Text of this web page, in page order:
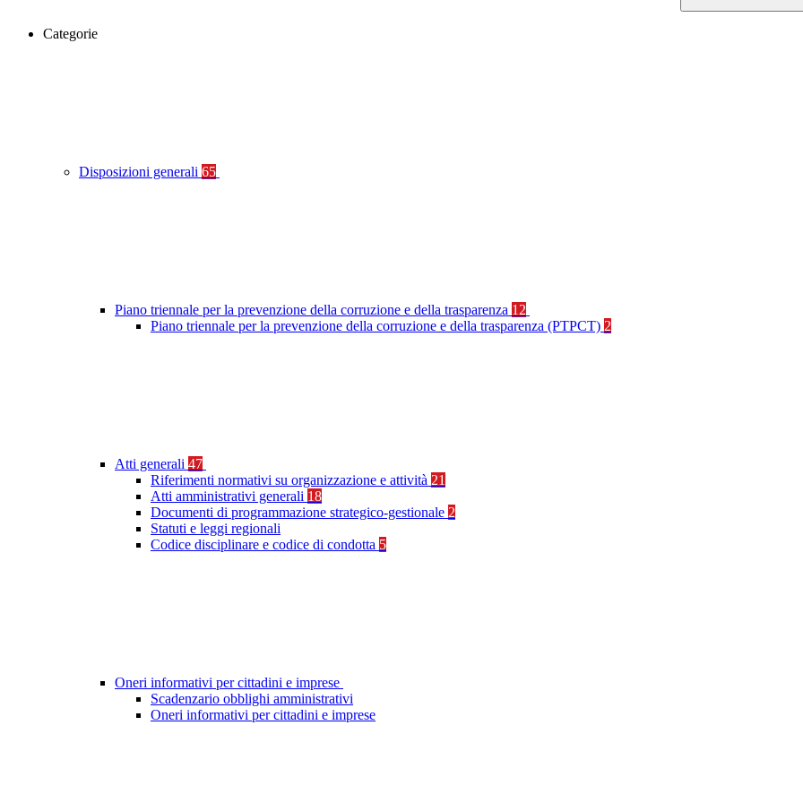
Categorie
Disposizioni generali 65
Piano triennale per la prevenzione della corruzione e della trasparenza 12
Piano triennale per la prevenzione della corruzione e della trasparenza (PTPCT) 2
Atti generali 47
Riferimenti normativi su organizzazione e attività 21
Atti amministrativi generali 18
Documenti di programmazione strategico-gestionale 2
Statuti e leggi regionali
Codice disciplinare e codice di condotta 5
Oneri informativi per cittadini e imprese
Scadenzario obblighi amministrativi
Oneri informativi per cittadini e imprese